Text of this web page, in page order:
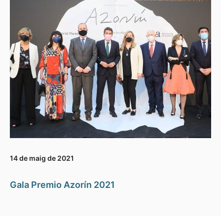
14 de maig de 2021
Gala Premio Azorín 2021